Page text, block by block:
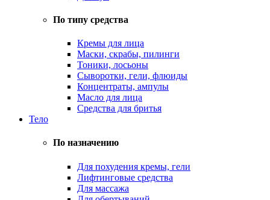
По типу средства
Кремы для лица
Маски, скрабы, пилинги
Тоники, лосьоны
Сыворотки, гели, флюиды
Концентраты, ампулы
Масло для лица
Средства для бритья
Тело
По назначению
Для похудения кремы, гели
Лифтинговые средства
Для массажа